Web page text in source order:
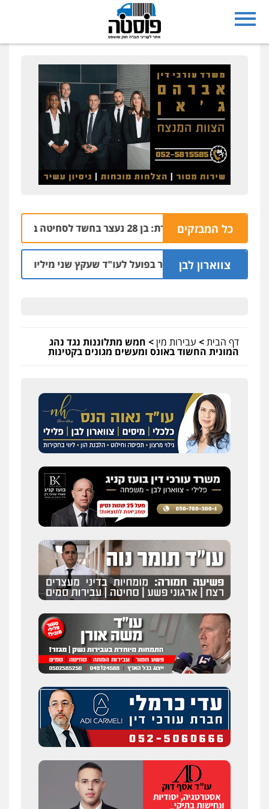
כל המבזקים
נצרת: בן 28 נעצר בחשד לסחיטה באיומים מטלפון שאינו שלו
צווארון לבן
מאסר בפועל לעו"ד שעקץ שני מיליון שקל על דירה
דף הבית> עבירות מין> חמש מתלוננות נגד נהג
המונית החשוד באונס ומעשים מגונים בקטינות